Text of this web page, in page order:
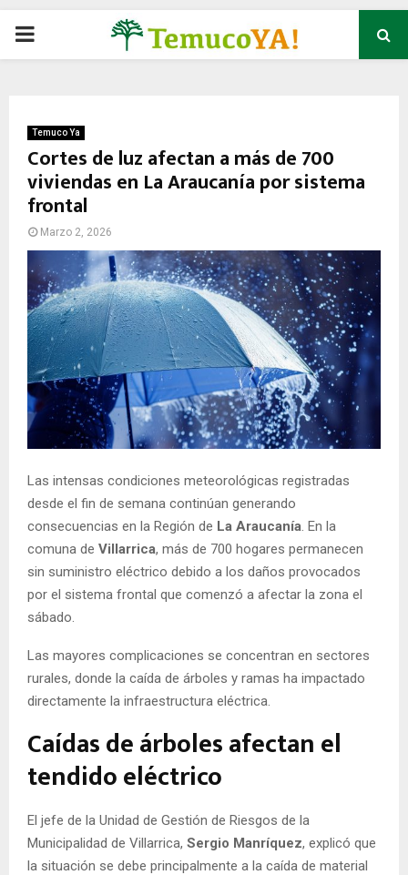
P
M
A
Y
M
E
N
U
Temuco Ya
Cortes de luz afectan a más de 700
viviendas en La Araucanía por sistema
frontal
Marzo 2, 2026
Las intensas condiciones meteorológicas registradas
desde el fin de semana continúan generando
consecuencias en la Región de La Araucanía. En la
comuna de Villarrica, más de 700 hogares permanecen
sin suministro eléctrico debido a los daños provocados
por el sistema frontal que comenzó a afectar la zona el
sábado.
Las mayores complicaciones se concentran en sectores
rurales, donde la caída de árboles y ramas ha impactado
directamente la infraestructura eléctrica.
Caídas de árboles afectan el
tendido eléctrico
El jefe de la Unidad de Gestión de Riesgos de la
Municipalidad de Villarrica, Sergio Manríquez, explicó que
la situación se debe principalmente a la caída de material